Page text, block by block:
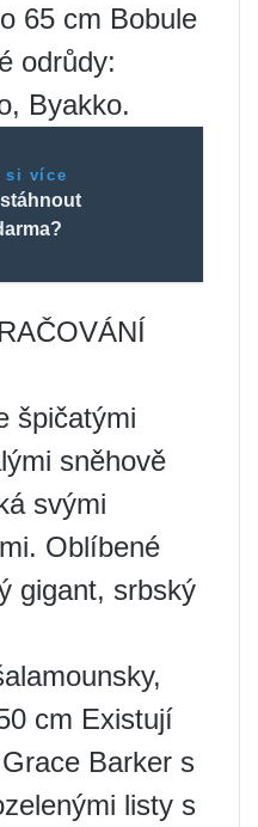
65 cm Bobule
odrůdy:
Byakko.
si více
špičatými
sněhově
svými
Oblíbené
gigant, srbský
cm Existují
Barker s
listy s